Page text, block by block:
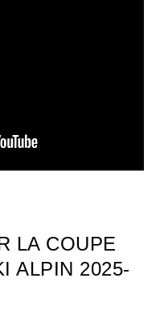
LA COUPE
ALPIN 2025-